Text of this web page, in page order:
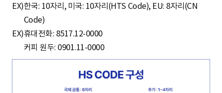
EX)한국: 10자리, 미국: 10자리(HTS Code), EU: 8자리(CN
Code)
EX)휴대전화: 8517.12-0000
커피 원두: 0901.11-0000